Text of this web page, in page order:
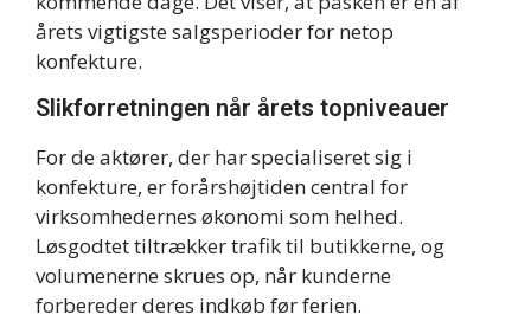
årets vigtigste salgsperioder for netop
konfekture.
Slikforretningen når årets topniveauer
For de aktører, der har specialiseret sig i
konfekture, er forårshøjtiden central for
virksomhedernes økonomi som helhed.
Løsgodtet tiltrækker trafik til butikkerne, og
volumenerne skrues op, når kunderne
forbereder deres indkøb før ferien.